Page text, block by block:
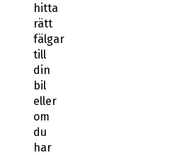
hitta
rätt
fälgar
till
din
bil
eller
om
du
har